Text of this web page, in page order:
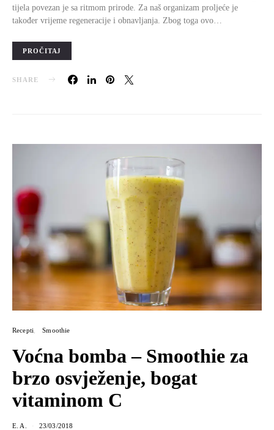
tijela povezan je sa ritmom prirode. Za naš organizam proljeće je
također vrijeme regeneracije i obnavljanja. Zbog toga ovo…
PROČITAJ
SHARE
Recepti Smoothie
Voćna bomba – Smoothie za
brzo osvježenje, bogat
vitaminom C
E. A. 23/03/2018